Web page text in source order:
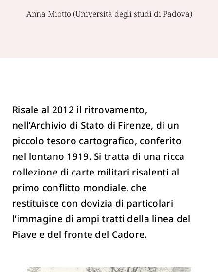
Anna Miotto (Università degli studi di Padova)
Risale al 2012 il ritrovamento,
nell’Archivio di Stato di Firenze, di un
piccolo tesoro cartografico, conferito
nel lontano 1919. Si tratta di una ricca
collezione di carte militari risalenti al
primo conflitto mondiale, che
restituisce con dovizia di particolari
l’immagine di ampi tratti della linea del
Piave e del fronte del Cadore.